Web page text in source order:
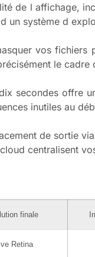
de l affichage,
un système d
vos fichiers
le
secondes offre
inutiles au
de sortie
centralisent
finale
Retina